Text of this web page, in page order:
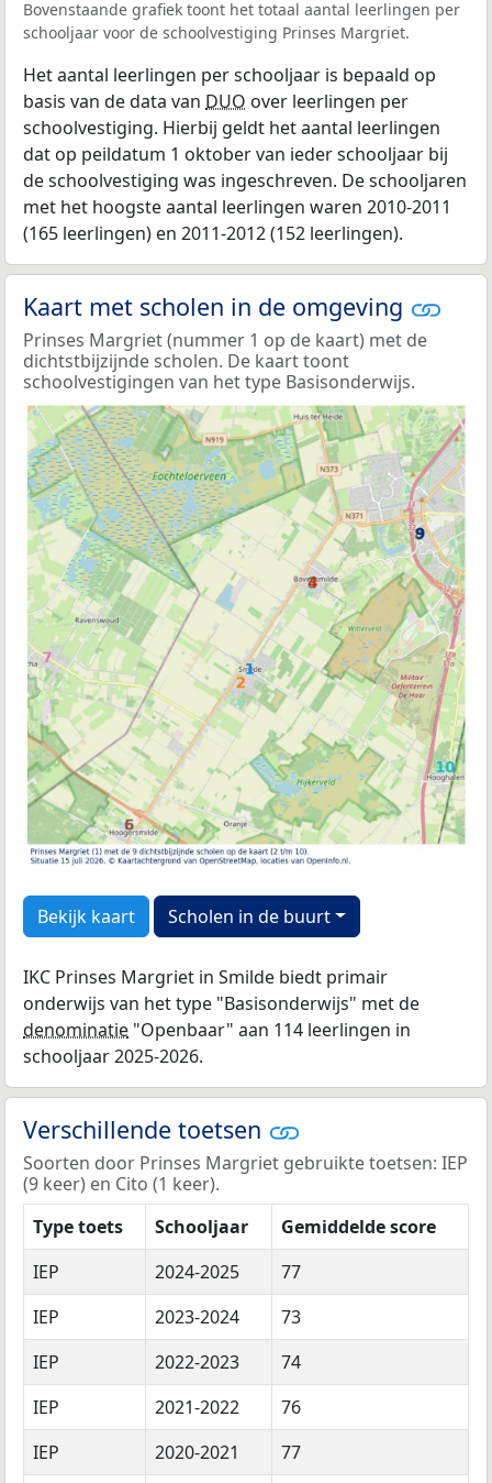
Bovenstaande grafiek toont het totaal aantal leerlingen per
schooljaar voor de schoolvestiging Prinses Margriet.
Het aantal leerlingen per schooljaar is bepaald op
basis van de data van DUO over leerlingen per
schoolvestiging. Hierbij geldt het aantal leerlingen
dat op peildatum 1 oktober van ieder schooljaar bij
de schoolvestiging was ingeschreven. De schooljaren
met het hoogste aantal leerlingen waren 2010-2011
(165 leerlingen) en 2011-2012 (152 leerlingen).
Kaart met scholen in de omgeving
Prinses Margriet (nummer 1 op de kaart) met de
dichtstbijzijnde scholen. De kaart toont
schoolvestigingen van het type Basisonderwijs.
Bekijk kaart Scholen in de buurt
IKC Prinses Margriet in Smilde biedt primair
onderwijs van het type "Basisonderwijs" met de
denominatie "Openbaar" aan 114 leerlingen in
schooljaar 2025-2026.
Verschillende toetsen
Soorten door Prinses Margriet gebruikte toetsen: IEP
(9 keer) en Cito (1 keer).
Type toets
Schooljaar
Gemiddelde score
IEP
2024-2025
77
IEP
2023-2024
73
IEP
2022-2023
74
IEP
2021-2022
76
IEP
2020-2021
77